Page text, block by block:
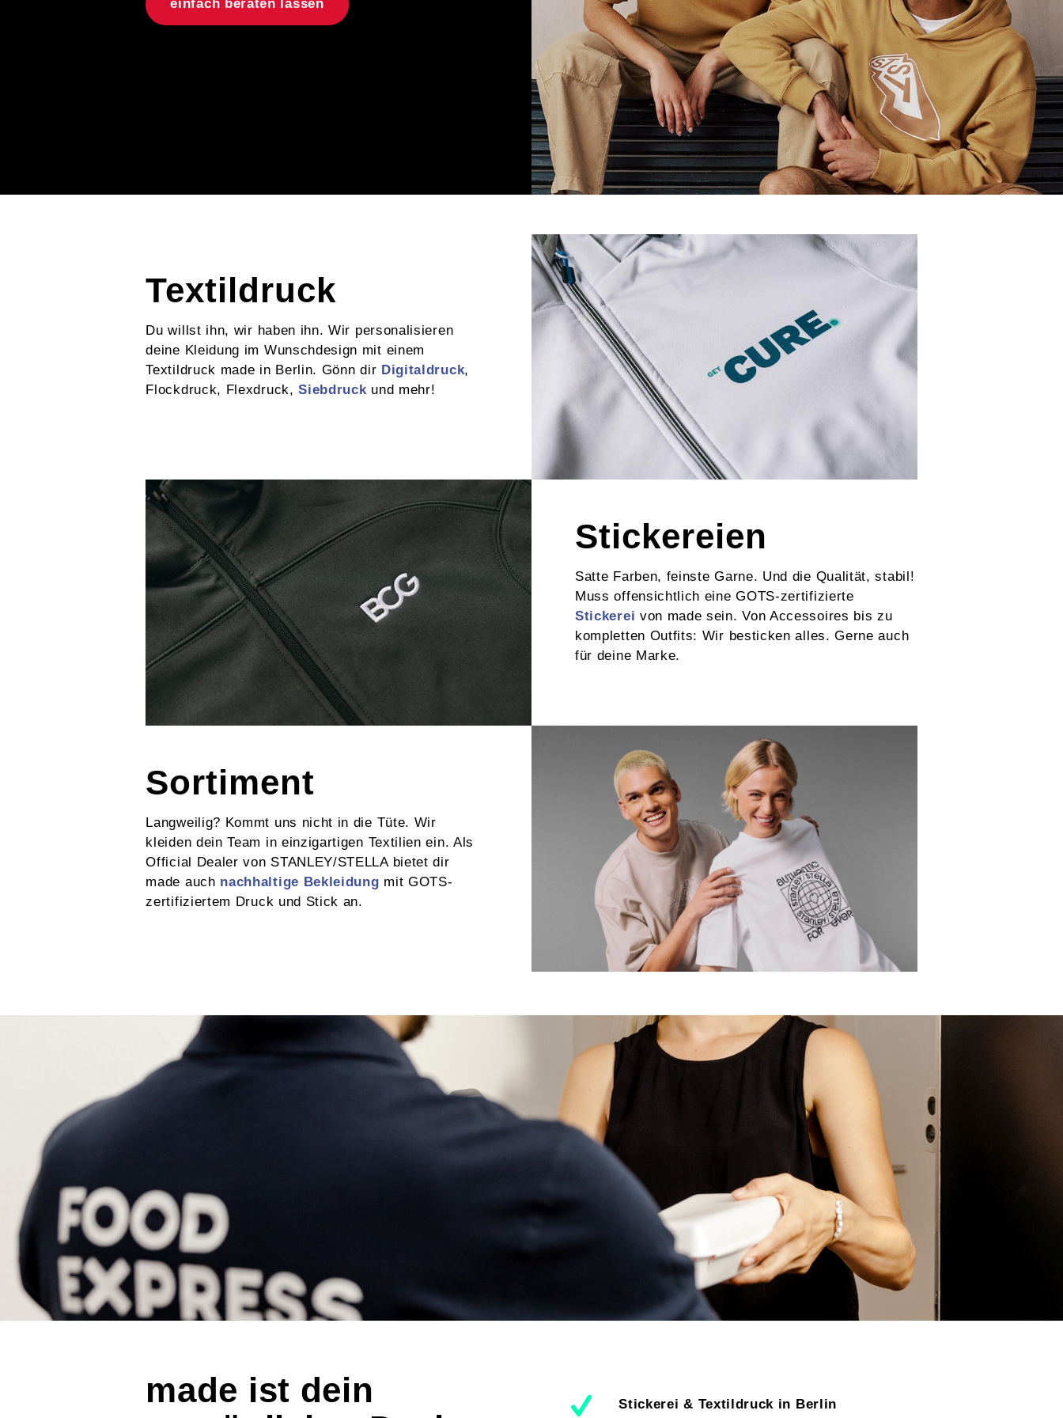
einfach beraten lassen
Textildruck
Du willst ihn, wir haben ihn. Wir personalisieren
deine Kleidung im Wunschdesign mit einem
Textildruck made in Berlin. Gönn dir Digitaldruck,
Flockdruck, Flexdruck,Siebdruckund mehr!
Stickereien
Satte Farben, feinste Garne. Und die Qualität, stabil!
Muss offensichtlich eine GOTS-zertifizierte
Stickerei von made sein. Von Accessoires bis zu
kompletten Outfits: Wir besticken alles. Gerne auch
für deine Marke.
Sortiment
Langweilig? Kommt uns nicht in die Tüte. Wir
kleiden dein Team in einzigartigen Textilien ein. Als
Official Dealer von STANLEY/STELLA bietet dir
made auch nachhaltige Bekleidung mit GOTS-
zertifiziertem Druck und Stick an.
Hey, psst, made hat frischen
Stoff für dich. Polos, Hosen,
Jacken, Caps. Alles
ungestreckt und in deinem
Design.
einfach anfragen
made ist dein
Stickerei & Textildruck in Berlin